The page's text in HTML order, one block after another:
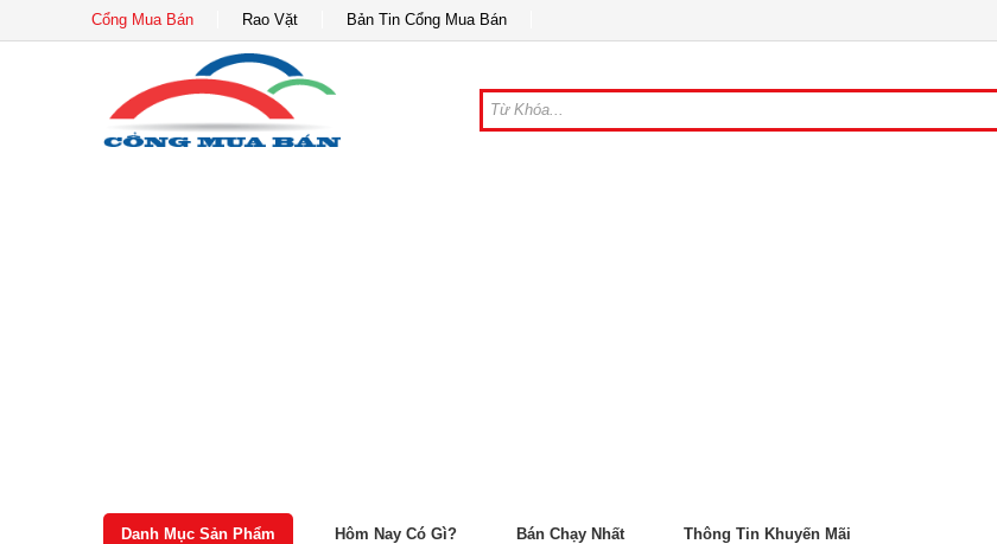
Cổng Mua Bán Rao Vặt Bản Tin Cổng Mua Bán
Danh Mục Sản Phẩm Hôm Nay Có Gì? Bán Chạy Nhất Thông Tin Khuyến Mãi